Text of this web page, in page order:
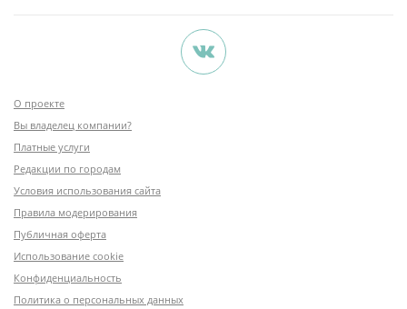
О проекте
Вы владелец компании?
Платные услуги
Редакции по городам
Условия использования сайта
Правила модерирования
Публичная оферта
Использование cookie
Конфиденциальность
Политика о персональных данных